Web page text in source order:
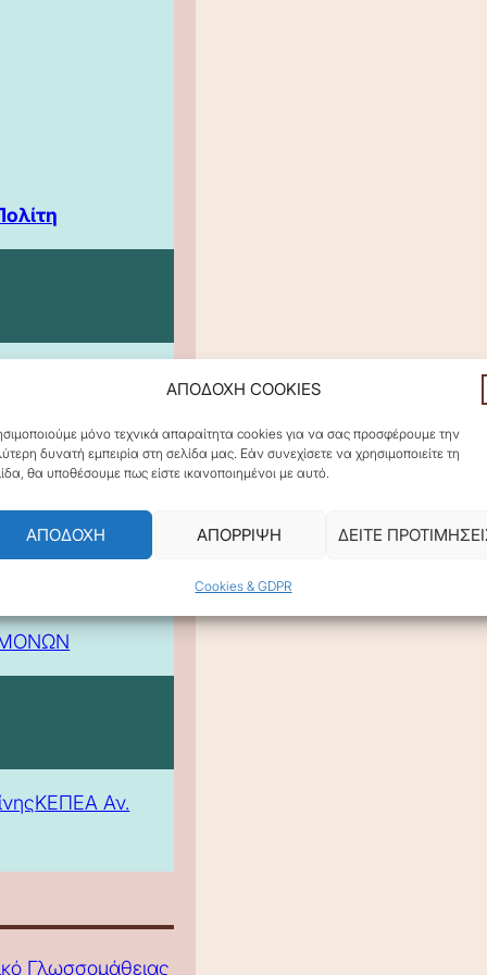
ΑΠΟΔΟΧΗ COOKIES
μόνο τεχνικά απαραίτητα cookies για να σας προσφέρουμε την
δυνατή εμπειρία στη σελίδα μας. Εάν συνεχίσετε να χρησιμοποιείτε τη
θα υποθέσουμε πως είστε ικανοποιημένοι με αυτό.
ΑΠΟΔΟΧΗ ΑΠΟΡΡΙΨΗ ΔΕΙΤΕ
Cookies & GDPR
ΚΕΠΕΑ Αν.
Γλωσσομάθειας